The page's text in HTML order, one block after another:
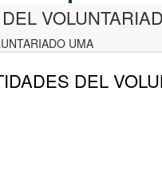
UMA
DEL